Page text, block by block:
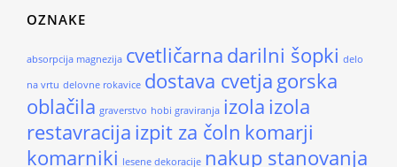
OZNAKE
absorpcija magnezija cvetličarna darilni šopki delo
na vrtu delovne rokavice dostava cvetja gorska
oblačila graverstvo hobi graviranja izola izola
restavracija izpit za čoln komarji
komarniki lesene dekoracije nakup stanovanja